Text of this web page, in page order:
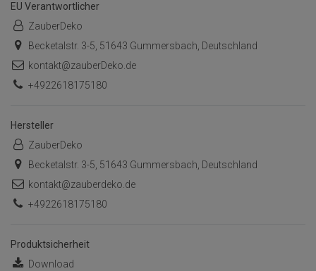
EU Verantwortlicher
ZauberDeko
Becketalstr. 3-5, 51643 Gummersbach, Deutschland
kontakt@zauberDeko.de
+4922618175180
Hersteller
ZauberDeko
Becketalstr. 3-5, 51643 Gummersbach, Deutschland
kontakt@zauberdeko.de
+4922618175180
Produktsicherheit
Download